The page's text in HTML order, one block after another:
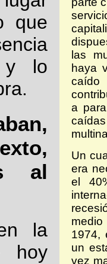
las
haya
caído
a
Un
era
el
medio
1974,
un
vez
que
y lo
al
la
hoy